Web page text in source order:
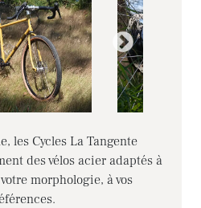
les Cycles La Tangente
des vélos acier adaptés à
morphologie, à vos